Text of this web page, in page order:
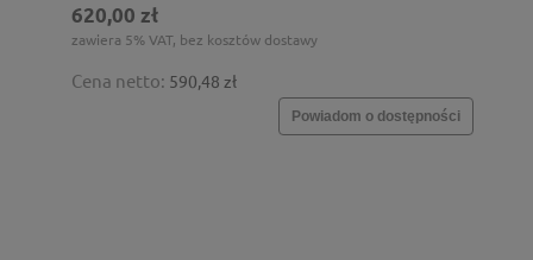
620,00 zł
zawiera 5% VAT, bez kosztów dostawy
Cena netto: 590,48 zł
Powiadom o dostępności